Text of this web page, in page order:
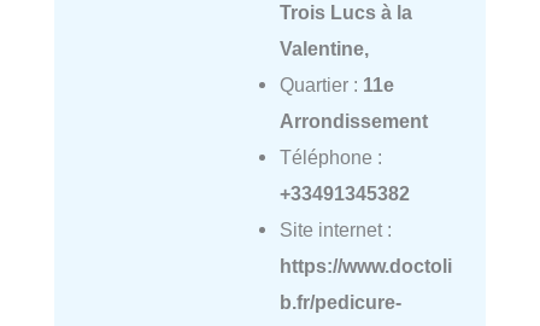
Trois Lucs à la
Valentine,
Quartier : 11e
Arrondissement
Téléphone :
+33491345382
Site internet :
https://www.doctoli
b.fr/pedicure-